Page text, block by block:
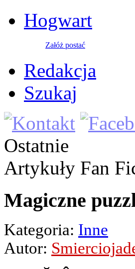
Hogwart
Załóż postać
Redakcja
Szukaj
Ostatnie
Artykuły Fan
Magiczne
Kategoria: Inne
Autor: